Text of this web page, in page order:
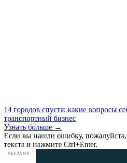
14 городов спустя: какие вопросы
транспортный бизнес
Узнать больше →
Если вы нашли ошибку,
текста и нажмите Ctrl+Enter.
РЕКЛАМА